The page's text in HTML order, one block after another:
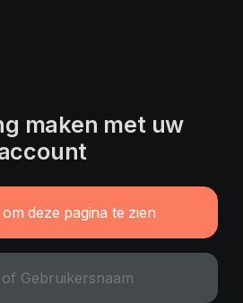
maken met uw
deze pagina te zien